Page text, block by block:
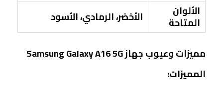
الألوان
المتاحة الأخضر، الرمادي، الأسود
مميزات وعيوب جهاز Samsung Galaxy A16 5G
المميزات: